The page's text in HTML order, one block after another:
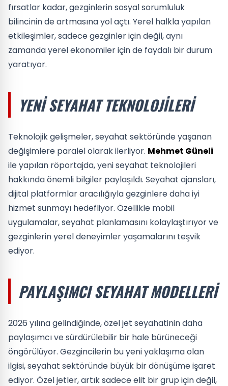
fırsatlar kadar, gezginlerin sosyal sorumluluk
bilincinin de artmasına yol açtı. Yerel halkla yapılan
etkileşimler, sadece gezginler için değil, aynı
zamanda yerel ekonomiler için de faydalı bir durum
yaratıyor.
YENI SEYAHAT TEKNOLOJILERI
Teknolojik gelişmeler, seyahat sektöründe yaşanan
değişimlere paralel olarak ilerliyor. Mehmet Güneli
ile yapılan röportajda, yeni seyahat teknolojileri
hakkında önemli bilgiler paylaşıldı. Seyahat ajansları,
dijital platformlar aracılığıyla gezginlere daha iyi
hizmet sunmayı hedefliyor. Özellikle mobil
uygulamalar, seyahat planlamasını kolaylaştırıyor ve
gezginlerin yerel deneyimler yaşamalarını teşvik
ediyor.
PAYLAŞIMCI SEYAHAT MODELLERI
2026 yılına gelindiğinde, özel jet seyahatinin daha
paylaşımcı ve sürdürülebilir bir hale bürüneceği
öngörülüyor. Gezgincilerin bu yeni yaklaşıma olan
ilgisi, seyahat sektöründe büyük bir dönüşüme işaret
ediyor. Özel jetler, artık sadece elit bir grup için değil,